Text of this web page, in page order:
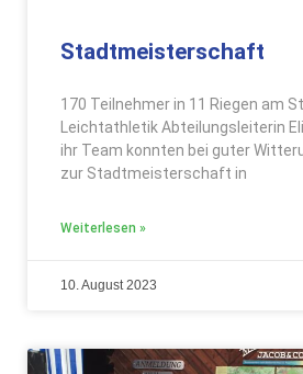
Stadtmeisterschaft
170 Teilnehmer in 11 Riegen am
Leichtathletik Abteilungsleiterin
ihr Team konnten bei guter
zur Stadtmeisterschaft in
Weiterlesen »
10. August 2023